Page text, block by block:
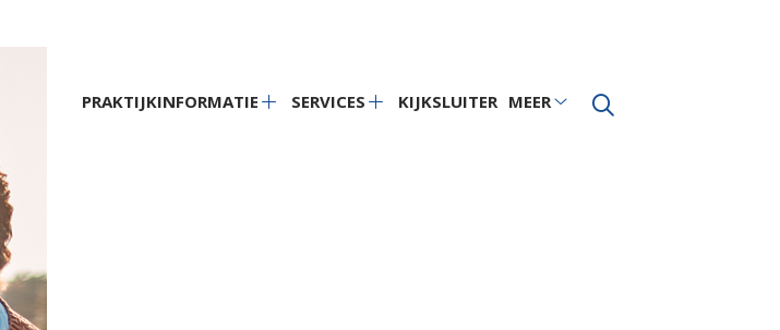
Hoofdmenu
PRAKTIJKINFORMATIE SERVICES KIJKSLUITER MEER